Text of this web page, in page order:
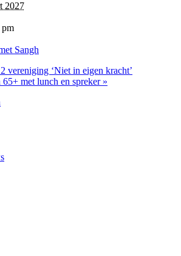
2027
pm
Sangh
vereniging ‘Niet in eigen kracht’
65+ met lunch en spreker »